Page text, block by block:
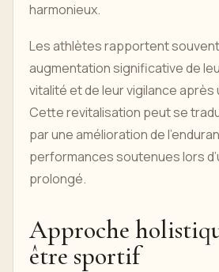
harmonieux.
Les athlètes rapportent
augmentation significative de
vitalité et de leur vigilance après
Cette revitalisation peut se
par une amélioration de
performances soutenues lors
prolongé.
Approche
être sportif